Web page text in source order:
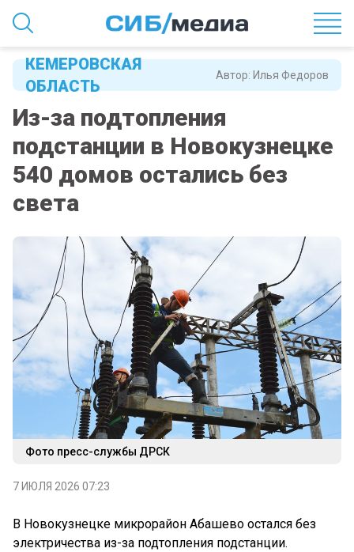
Автор: Илья Федоров
КЕМЕРОВСКАЯ
ОБЛАСТЬ
Из-за подтопления
подстанции в Новокузнецке
540 домов остались без
света
Фото пресс-службы ДРСК
7 ИЮЛЯ 2026 07:23
В Новокузнецке микрорайон Абашево остался без
электричества из-за подтопления подстанции.